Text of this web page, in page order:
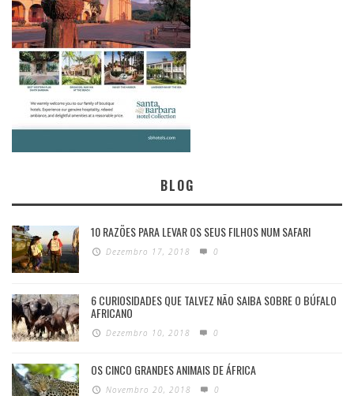
BLOG
10 RAZÕES PARA LEVAR OS SEUS FILHOS NUM SAFARI
Dezembro 17, 2018 0
6 CURIOSIDADES QUE TALVEZ NÃO SAIBA SOBRE O BÚFALO
AFRICANO
Dezembro 10, 2018 0
OS CINCO GRANDES ANIMAIS DE ÁFRICA
Novembro 20, 2018 0